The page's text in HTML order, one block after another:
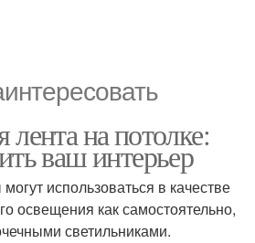
лента на потолке:
ваш интерьер
использоваться в качестве
освещения как самостоятельно,
светильниками.